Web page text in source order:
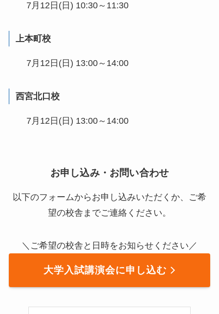
7月12日(日) 10:30～11:30
上本町校
7月12日(日) 13:00～14:00
西宮北口校
7月12日(日) 13:00～14:00
お申し込み・お問い合わせ
以下のフォームからお申し込みいただくか、ご希
望の校舎までご連絡ください。
＼ご希望の校舎と日時をお知らせください／
大学入試講演会に申し込む